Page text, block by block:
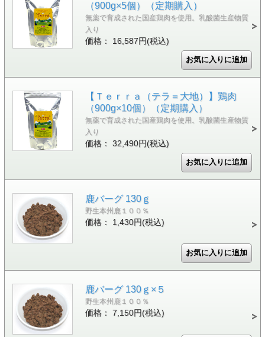
（900g×5個）（定期購入）
無薬で育成された国産鶏肉を使用。乳酸菌生産物質
入り
価格： 16,587円(税込)
【Ｔｅｒｒａ（テラ＝大地）】鶏肉
（900g×10個）（定期購入）
無薬で育成された国産鶏肉を使用。乳酸菌生産物質
入り
価格： 32,490円(税込)
鹿バーグ 130ｇ
野生本州鹿１００％
価格： 1,430円(税込)
鹿バーグ 130ｇ×５
野生本州鹿１００％
価格： 7,150円(税込)